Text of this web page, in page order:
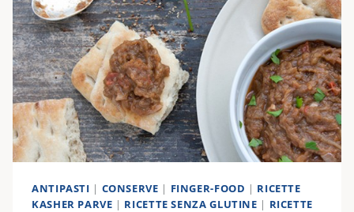
ANTIPASTI | CONSERVE | FINGER-FOOD | RICETTE
KASHER PARVE | RICETTE SENZA GLUTINE | RICETTE